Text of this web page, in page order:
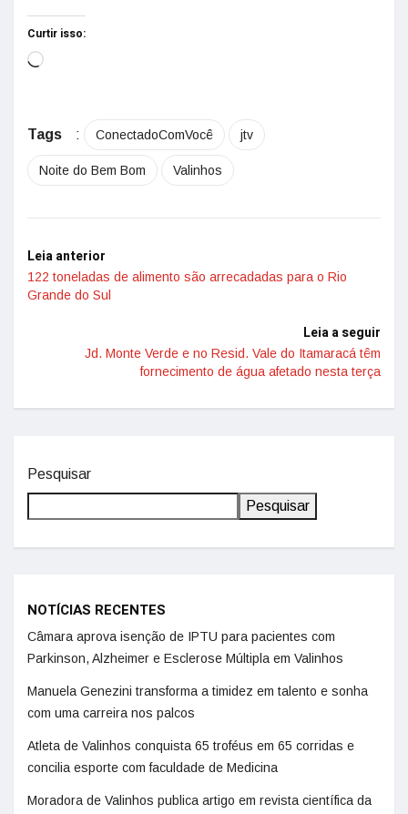
Curtir isso:
Tags : ConectadoComVocê jtv
Noite do Bem Bom Valinhos
Leia anterior
122 toneladas de alimento são arrecadadas para o Rio
Grande do Sul
Leia a seguir
Jd. Monte Verde e no Resid. Vale do Itamaracá têm
fornecimento de água afetado nesta terça
Pesquisar
Pesquisar
NOTÍCIAS RECENTES
Câmara aprova isenção de IPTU para pacientes com
Parkinson, Alzheimer e Esclerose Múltipla em Valinhos
Manuela Genezini transforma a timidez em talento e sonha
com uma carreira nos palcos
Atleta de Valinhos conquista 65 troféus em 65 corridas e
concilia esporte com faculdade de Medicina
Moradora de Valinhos publica artigo em revista científica da